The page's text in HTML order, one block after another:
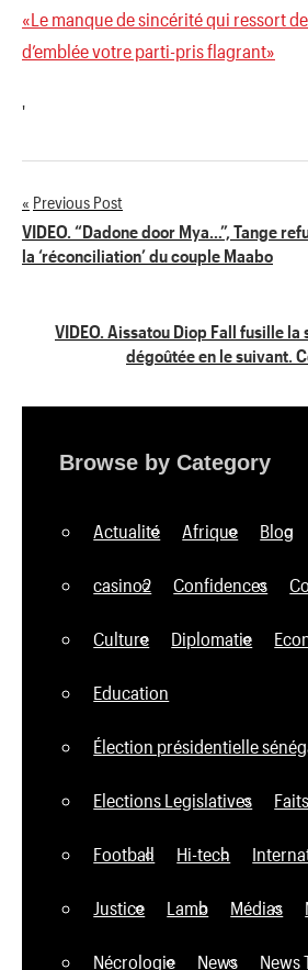
«Le manque de sincérité qui ressort
d’emblée votre parti-pris flagrant»
'
Navigation
de
Previous Post
VIDEO. “Dadone door Mya…”, Tange
la ‘réconciliation’ du couple Maabo
VIDEO. Aissatou Diop Fall fusille la
dégoûtée en le suivant.
Browse by Category
Actualité Afrique Blog
casino2 Confidences
Culture Diplomatie
Education
Élection présidentielle
Elections Legislatives
Football Hi-tech
Justice Lamb Médias
Nécrologie News News